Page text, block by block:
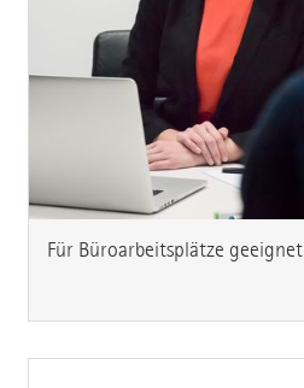
Für Büroarbeitsplätze geeignet